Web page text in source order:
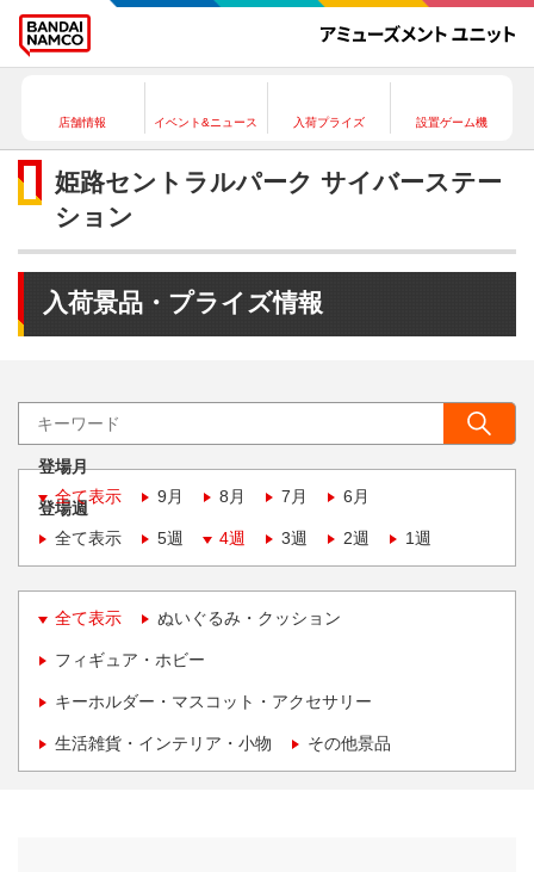
店舗情報 イベント&ニュース 入荷プライズ 設置ゲーム機
姫路セントラルパーク サイバーステー
ション
入荷景品・プライズ情報
登場月
全て表示
9月 8月 7月 6月
登場週
全て表示
5週 4週 3週 2週 1週
全て表示 ぬいぐるみ・クッション
フィギュア・ホビー
キーホルダー・マスコット・アクセサリー
生活雑貨・インテリア・小物 その他景品